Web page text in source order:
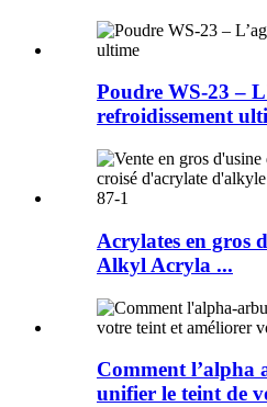
Poudre WS-23 –
refroidissement
Acrylates en gros
Alkyl Acryla ...
Comment l’alpha
unifier le teint de